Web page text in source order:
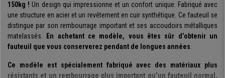
150kg ! Un design qui impressionne et un confort unique. Fabriqué avec
une structure en acier et un revêtement en cuir synthétique. Ce fauteuil se
distingue par son rembourrage important et ses accoudoirs métalliques
matelassés.
En achetant ce modèle, vous êtes sûr d’obtenir un
fauteuil que vous conserverez pendant de longues années.
Ce modèle est spécialement fabriqué avec des matériaux plus
résistants et un rembourrage plus important qu’un fauteuil normal,